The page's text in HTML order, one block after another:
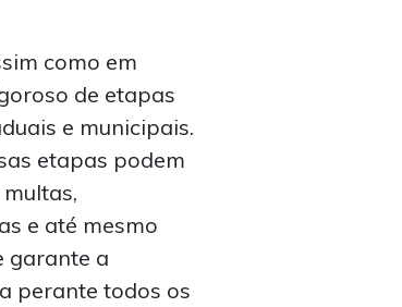
como em
de etapas
e municipais.
etapas podem
e até mesmo
garante a
perante todos os